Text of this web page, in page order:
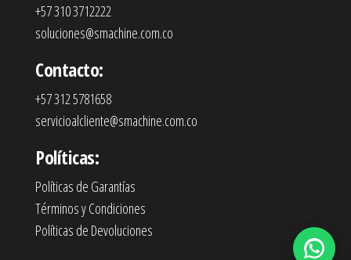
+57 310 3712222
soluciones@smachine.com.co
Contacto:
+57 312 5781658
servicioalcliente@smachine.com.co
Políticas:
Políticas de Garantías
Términos y Condiciones
Políticas de Devoluciones